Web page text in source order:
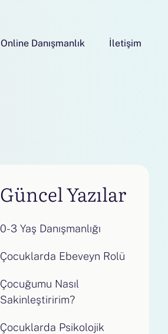
Online Danışmanlık İletişim
Güncel Yazılar
0-3 Yaş Danışmanlığı
Çocuklarda Ebeveyn Rolü
Çocuğumu Nasıl
Sakinleştiririm?
Çocuklarda Psikolojik